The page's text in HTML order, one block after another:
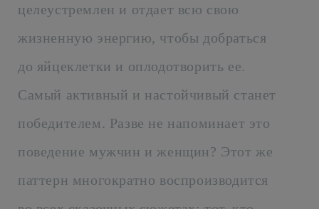
целеустремлен и отдает всю свою
жизненную энергию, чтобы добраться
до яйцеклетки и оплодотворить ее.
Самый активный и настойчивый станет
победителем. Разве не напоминает это
поведение мужчин и женщин? Этот же
паттерн многократно воспроизводится